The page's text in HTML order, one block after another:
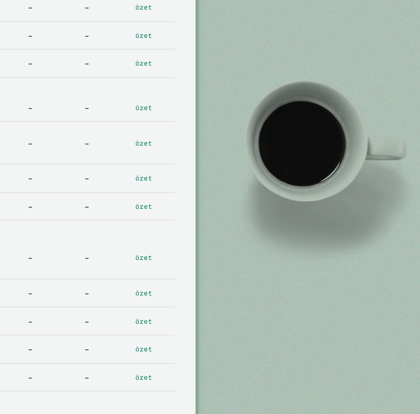
- - özet
- - özet
- - özet
- - özet
- - özet
- - özet
- - özet
- - özet
- - özet
- - özet
- - özet
- - özet